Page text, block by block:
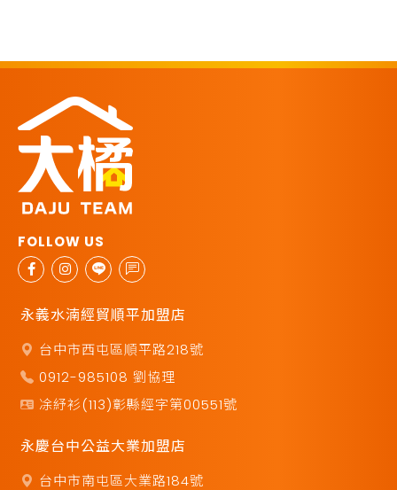
永義水湳經貿順平加盟店
台中市西屯區順平路218號
0912-985108 劉協理
凃紓衫(113)彰縣經字第00551號
永慶台中公益大業加盟店
台中市南屯區大業路184號